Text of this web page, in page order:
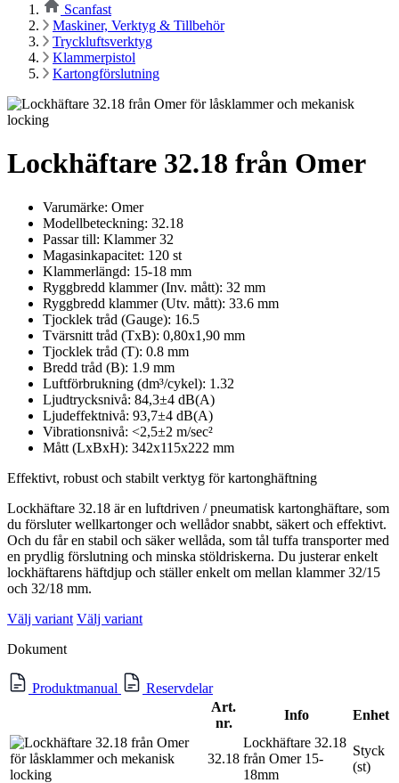
Scanfast
Maskiner, Verktyg & Tillbehör
Tryckluftsverktyg
Klammerpistol
Kartongförslutning
Lockhäftare 32.18 från Omer
Varumärke: Omer
Modellbeteckning: 32.18
Passar till: Klammer 32
Magasinkapacitet: 120 st
Klammerlängd: 15-18 mm
Ryggbredd klammer (Inv. mått): 32 mm
Ryggbredd klammer (Utv. mått): 33.6 mm
Tjocklek tråd (Gauge): 16.5
Tvärsnitt tråd (TxB): 0,80x1,90 mm
Tjocklek tråd (T): 0.8 mm
Bredd tråd (B): 1.9 mm
Luftförbrukning (dm³/cykel): 1.32
Ljudtrycksnivå: 84,3±4 dB(A)
Ljudeffektnivå: 93,7±4 dB(A)
Vibrationsnivå: <2,5±2 m/sec²
Mått (LxBxH): 342x115x222 mm
Effektivt, robust och stabilt verktyg för kartonghäftning
Lockhäftare 32.18 är en luftdriven / pneumatisk kartonghäftare, som
du försluter wellkartonger och wellådor snabbt, säkert och effektivt.
Och du får en stabil och säker wellåda, som tål tuffa transporter med
en prydlig förslutning och minska stöldriskerna. Du justerar enkelt
lockhäftarens häftdjup och ställer enkelt om mellan klammer 32/15
och 32/18 mm.
Välj variant Välj variant
Dokument
Produktmanual
Reservdelar
Art.
nr.
Info Enhet
32.18
Lockhäftare 32.18
från Omer 15-
18mm
Styck
(st)